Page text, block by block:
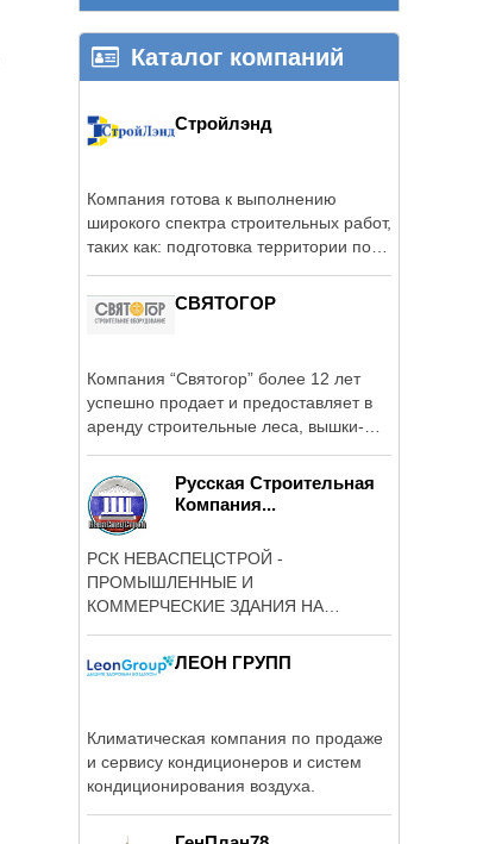
Каталог компаний
Стройлэнд
Компания готова к выполнению
широкого спектра строительных работ,
таких как: подготовка территории под
СВЯТОГОР
Компания “Святогор” более 12 лет
успешно продает и предоставляет в
аренду строительные леса, вышки-
Русская Строительная
Компания...
РСК НЕВАСПЕЦСТРОЙ -
ПРОМЫШЛЕННЫЕ И
КОММЕРЧЕСКИЕ ЗДАНИЯ НА
ЛЕОН ГРУПП
Климатическая компания по продаже
и сервису кондиционеров и систем
кондиционирования воздуха.